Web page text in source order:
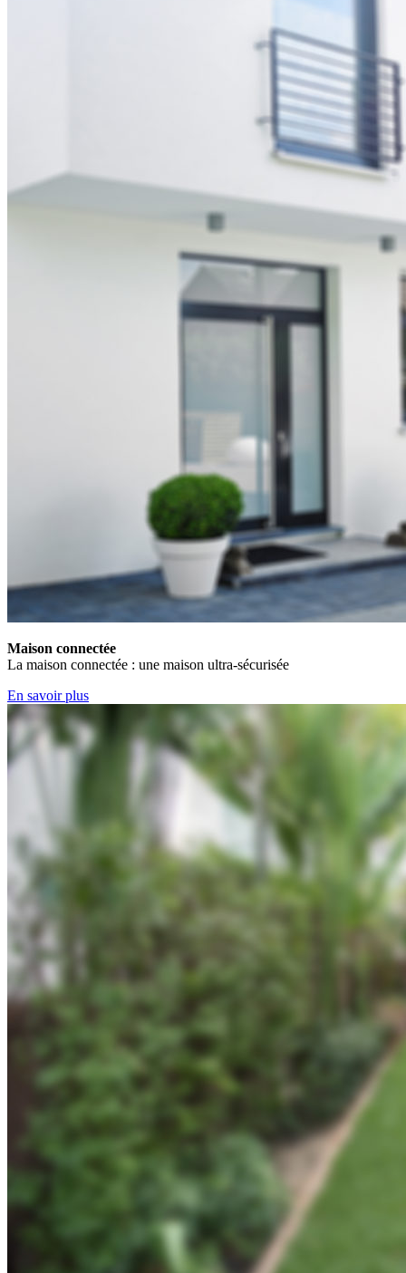
Maison connectée
La maison connectée : une maison ultra-sécurisée
En savoir plus